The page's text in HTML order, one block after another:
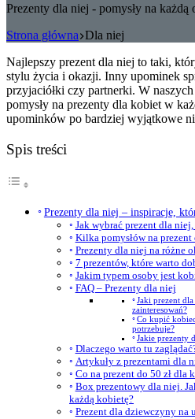
Prezenty dla niej - pomysły na każdą
Strona główna Dla niej
Najlepszy prezent dla niej to taki,
stylu życia i okazji. Inny upominek
przyjaciółki czy partnerki. W
pomysły na prezenty dla kobiet w
upominków po bardziej wyjątkowe
Spis treści
Prezenty dla niej – inspiracje,
Jak wybrać prezent dla
Kilka pomysłów na
Prezenty dla niej na różne
7 prezentów, które warto
Jakim typem osoby jest
FAQ – Prezenty dla niej
Jaki prezent
zainteresowań?
Co kupić
potrzebuje?
Jakie prezenty
Dlaczego warto tu
Artykuły z prezentami dla
Co na prezent do 50 zł dla
Box prezentowy dla niej.
każdą kobietę?
Prezent dla dziewczyny na